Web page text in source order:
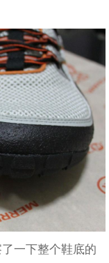
一下整个鞋底的